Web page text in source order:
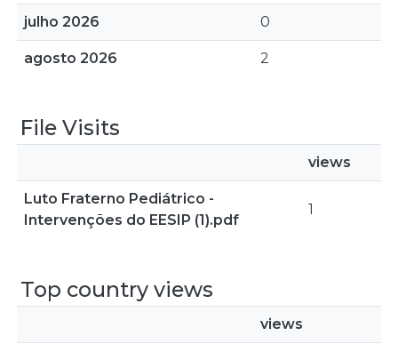
julho 2026 0
agosto 2026 2
File Visits
views
Luto Fraterno Pediátrico -
Intervenções do EESIP (1).pdf
1
Top country views
views